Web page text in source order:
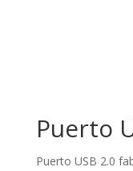
Puerto
Puerto USB 2.0